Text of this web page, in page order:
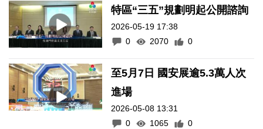
特區“三五”規劃明起公開諮詢
2026-05-19 17:38
0
2070 0
至5月7日 國安展逾5.3萬人次
進場
2026-05-08 13:31
0
1065 0